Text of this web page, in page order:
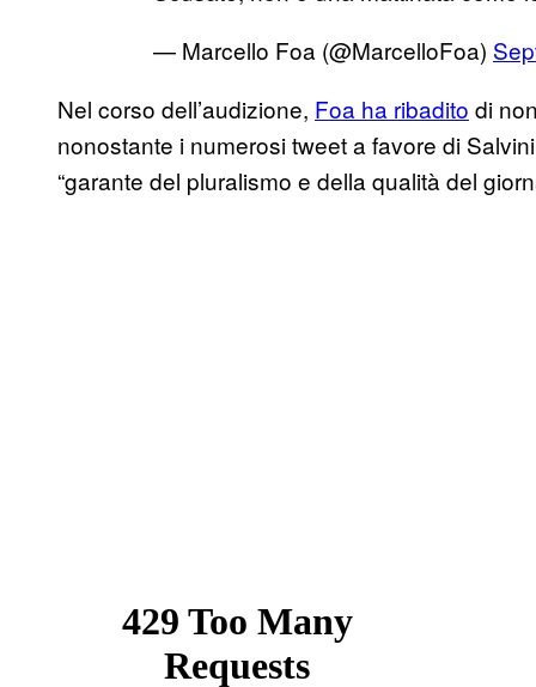
— Marcello Foa (@MarcelloFoa)
Nel corso dell’audizione, Foa ha ribadito di
nonostante i numerosi tweet a favore di
“garante del pluralismo e della qualità del